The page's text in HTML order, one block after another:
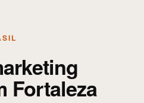
Fortaleza